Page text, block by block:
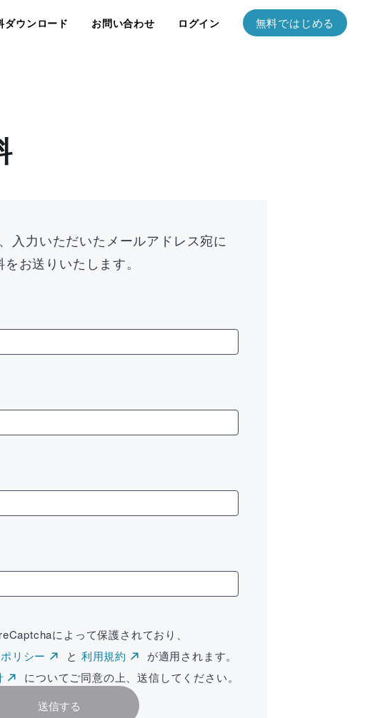
ダウンロード お問い合わせ ログイン 無料ではじめる
入力いただいたメールアドレス宛に
をお送りいたします。
によって保護されており、
リシー と 利用規約
が適用されます。
についてご同意の上、送信してください。
送信する